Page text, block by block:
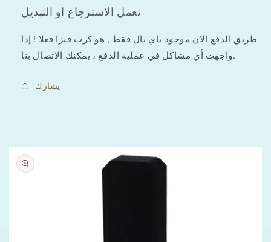
نعمل الاسترجاع او التبديل
طريق الدفع الان موجود باي بال فقط , هو كرت فيزا فعلا ! إذا
واجهت أي مشاكل في عملية الدفع ، يمكنك الاتصال بنا.
يشارك